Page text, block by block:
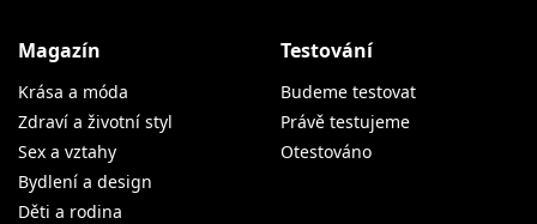
Magazín
Krása a móda
Zdraví a životní styl
Sex a vztahy
Bydlení a design
Děti a rodina
Testování
Budeme testovat
Právě testujeme
Otestováno